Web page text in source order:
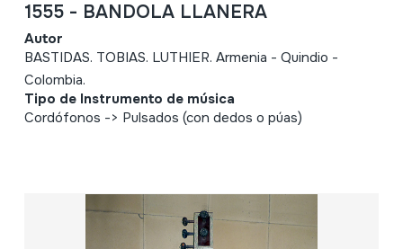
1555 - BANDOLA LLANERA
Autor
BASTIDAS. TOBIAS. LUTHIER. Armenia - Quindio -
Colombia.
Tipo de Instrumento de música
Cordófonos -> Pulsados (con dedos o púas)